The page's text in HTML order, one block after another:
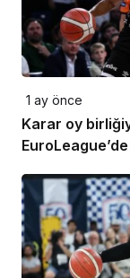
1 ay önce
Karar oy